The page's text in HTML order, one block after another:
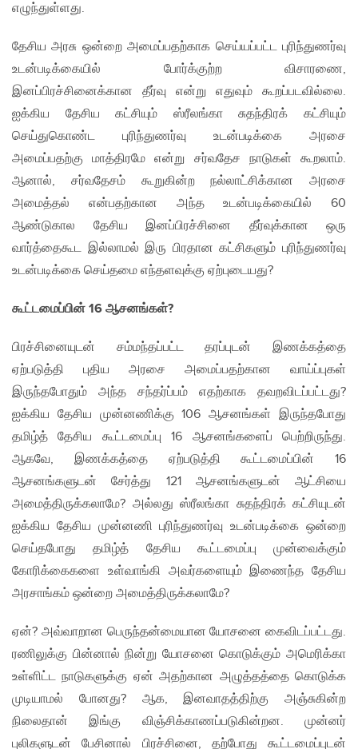
எழுந்துள்ளது.
தேசிய அரசு ஒன்றை அமைப்பதற்காக செய்யப்பட்ட புரிந்துணர்வு
உடன்படிக்கையில் போர்க்குற்ற விசாரணை,
இனப்பிரச்சினைக்கான தீர்வு என்று எதுவும் கூறப்படவில்லை.
ஐக்கிய தேசிய கட்சியும் ஸ்ரீலங்கா சுதந்திரக் கட்சியும்
செய்துகொண்ட புரிந்துணர்வு உடன்படிக்கை அரசை
அமைப்பதற்கு மாத்திரமே என்று சர்வதேச நாடுகள் கூறலாம்.
ஆனால், சர்வதேசம் கூறுகின்ற நல்லாட்சிக்கான அரசை
அமைத்தல் என்பதற்கான அந்த உடன்படிக்கையில் 60
ஆண்டுகால தேசிய இனப்பிரச்சினை தீர்வுக்கான ஒரு
வார்த்தைகூட இல்லாமல் இரு பிரதான கட்சிகளும் புரிந்துணர்வு
உடன்படிக்கை செய்தமை எந்தளவுக்கு ஏற்புடையது?
கூட்டமைப்பின் 16 ஆசனங்கள்?
பிரச்சினையுடன் சம்மந்தப்பட்ட தரப்புடன் இணக்கத்தை
ஏற்படுத்தி புதிய அரசை அமைப்பதற்கான வாய்ப்புகள்
இருந்தபோதும் அந்த சந்தர்ப்பம் எதற்காக தவறவிடப்பட்டது?
ஐக்கிய தேசிய முன்னணிக்கு 106 ஆசனங்கள் இருந்தபோது
தமிழ்த் தேசிய கூட்டமைப்பு 16 ஆசனங்களைப் பெற்றிருந்து.
ஆகவே, இணக்கத்தை ஏற்படுத்தி கூட்டமைப்பின் 16
ஆசனங்களுடன் சேர்த்து 121 ஆசனங்களுடன் ஆட்சியை
அமைத்திருக்கலாமே? அல்லது ஸ்ரீலங்கா சுதந்திரக் கட்சியுடன்
ஐக்கிய தேசிய முன்னணி புரிந்துணர்வு உடன்படிக்கை ஒன்றை
செய்தபோது தமிழ்த் தேசிய கூட்டமைப்பு முன்வைக்கும்
கோரிக்கைகளை உள்வாங்கி அவர்களையும் இணைந்த தேசிய
அரசாங்கம் ஒன்றை அமைத்திருக்கலாமே?
ஏன்? அவ்வாறான பெருந்தன்மையான யோசனை கைவிடப்பட்டது.
ரணிலுக்கு பின்னால் நின்று யோசனை கொடுக்கும் அமெரிக்கா
உள்ளிட்ட நாடுகளுக்கு ஏன் அதற்கான அழுத்தத்தை கொடுக்க
முடியாமல் போனது? ஆக, இனவாதத்திற்கு அஞ்சுகின்ற
நிலைதான் இங்கு விஞ்சிக்காணப்படுகின்றன. முன்னர்
புலிகளுடன் பேசினால் பிரச்சினை, தற்போது கூட்டமைப்புடன்